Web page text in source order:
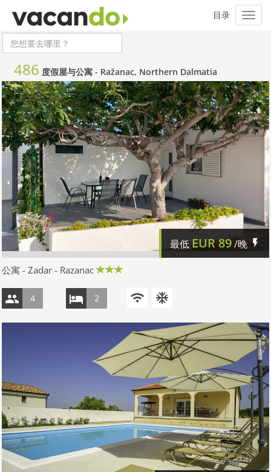
486 度假屋与公寓 - Ražanac, Northern Dalmatia
最低EUR89/晚
公寓 - Zadar - Razanac
4 2